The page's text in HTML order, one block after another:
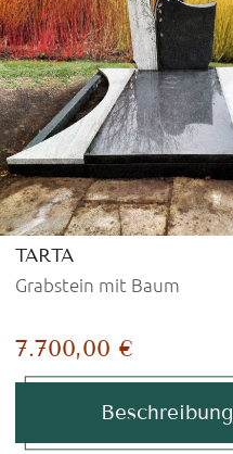
TARTA
Grabstein mit Baum
7.700,00 €
Beschreibung